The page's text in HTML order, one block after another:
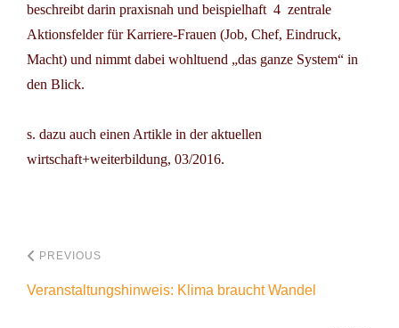
beschreibt darin praxisnah und beispielhaft 4 zentrale
Aktionsfelder für Karriere-Frauen (Job, Chef, Eindruck,
Macht) und nimmt dabei wohltuend „das ganze System“ in
den Blick.
s. dazu auch einen Artikle in der aktuellen
wirtschaft+weiterbildung, 03/2016.
PREVIOUS
Veranstaltungshinweis: Klima braucht Wandel